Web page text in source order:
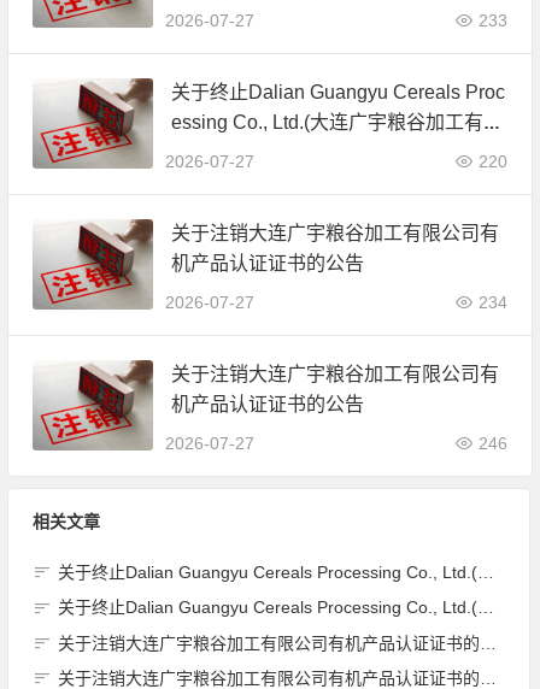
公司)JAS有机产品认证证书的公告
2026-07-27 233
关于终止Dalian Guangyu Cereals Proc
essing Co., Ltd.(大连广宇粮谷加工有限
公司)JAS有机产品认证证书的公告
2026-07-27 220
关于注销大连广宇粮谷加工有限公司有
机产品认证证书的公告
2026-07-27 234
关于注销大连广宇粮谷加工有限公司有
机产品认证证书的公告
2026-07-27 246
相关文章
关于终止Dalian Guangyu Cereals Processing Co., Ltd.(大连广宇粮谷加工有限公司)JAS有机产品认证证书的公告
关于终止Dalian Guangyu Cereals Processing Co., Ltd.(大连广宇粮谷加工有限公司)JAS有机产品认证证书的公告
关于注销大连广宇粮谷加工有限公司有机产品认证证书的公告
关于注销大连广宇粮谷加工有限公司有机产品认证证书的公告